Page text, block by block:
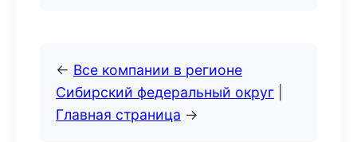
← Все компании в регионе
Сибирский федеральный округ
Главная страница →